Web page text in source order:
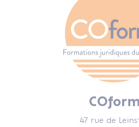
COform
47 rue de